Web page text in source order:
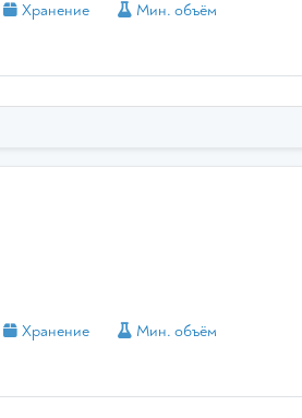
Хранение Мин. объём
Хранение Мин. объём